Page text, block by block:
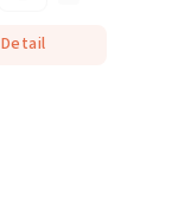
Detail